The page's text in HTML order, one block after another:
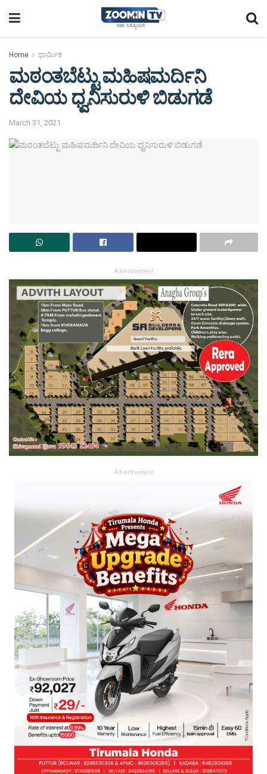
Home ಧಾರ್ಮಿಕ
ಮಠಂತಬೆಟ್ಟು ಮಹಿಷಮರ್ದಿನಿ
ದೇವಿಯ ಧ್ವನಿಸುರುಳಿ ಬಿಡುಗಡೆ
March 31, 2021
Advertisement
Advertisement